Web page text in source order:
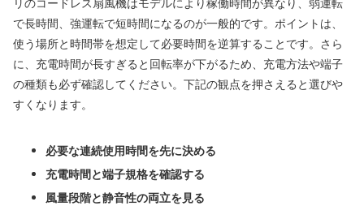
リのコードレス扇風機はモデルにより稼働時間が異なり、弱運転
で長時間、強運転で短時間になるのが一般的です。ポイントは、
使う場所と時間帯を想定して必要時間を逆算することです。さら
に、充電時間が長すぎると回転率が下がるため、充電方法や端子
の種類も必ず確認してください。下記の観点を押さえると選びや
すくなります。
必要な連続使用時間を先に決める
充電時間と端子規格を確認する
風量段階と静音性の両立を見る